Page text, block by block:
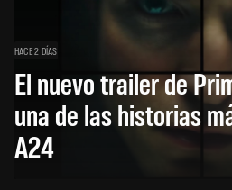
HACE 2 DÍAS
El nuevo trailer de
una de las historias
A24